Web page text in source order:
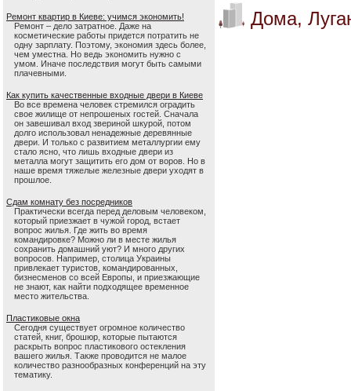
Ремонт квартир в Киеве: учимся экономить!
Ремонт – дело затратное. Даже на
косметические работы придется потратить не
одну зарплату. Поэтому, экономия здесь более,
чем уместна. Но ведь экономить нужно с
умом. Иначе последствия могут быть самыми
плачевными.
Как купить качественные входные двери в Киеве
Во все времена человек стремился оградить
свое жилище от непрошеных гостей. Сначала
он завешивал вход звериной шкурой, потом
долго использовал ненадежные деревянные
двери. И только с развитием металлургии ему
стало ясно, что лишь входные двери из
металла могут защитить его дом от воров. Но в
наше время тяжелые железные двери уходят в
прошлое.
Сдам комнату без посредников
Практически всегда перед деловым человеком,
который приезжает в чужой город, встает
вопрос жилья. Где жить во время
командировке? Можно ли в месте жилья
сохранить домашний уют? И много других
вопросов. Например, столица Украины
привлекает туристов, командированных,
бизнесменов со всей Европы, и приезжающие
не знают, как найти подходящее временное
место жительства.
Пластиковые окна
Сегодня существует огромное количество
статей, книг, брошюр, которые пытаются
раскрыть вопрос пластикового остекления
вашего жилья. Также проводится не малое
количество разнообразных конференций на эту
тематику.
Дома,